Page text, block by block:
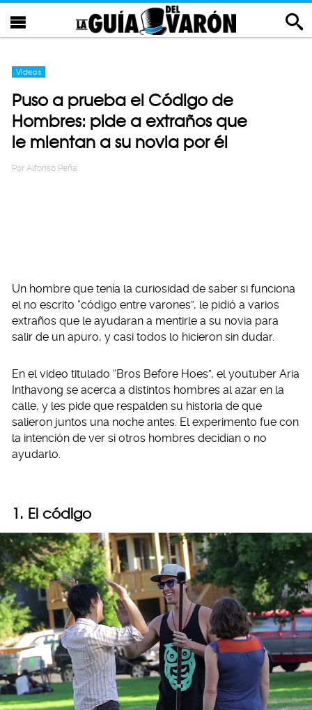
Videos
Puso a prueba el Código de
Hombres: pide a extraños que
le mientan a su novia por él
Por Alfonso Peña
Un hombre que tenía la curiosidad de saber si funciona
el no escrito “código entre varones”, le pidió a varios
extraños que le ayudaran a mentirle a su novia para
salir de un apuro, y casi todos lo hicieron sin dudar.
En el video titulado “Bros Before Hoes”, el youtuber Aria
Inthavong se acerca a distintos hombres al azar en la
calle, y les pide que respalden su historia de que
salieron juntos una noche antes. El experimento fue con
la intención de ver si otros hombres decidían o no
ayudarlo.
1. El código